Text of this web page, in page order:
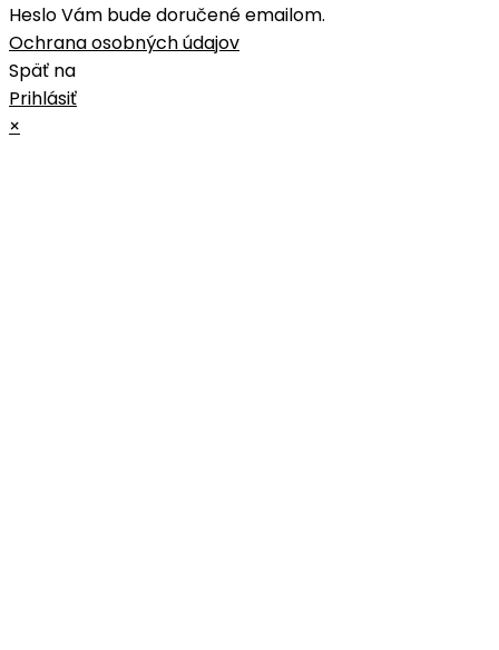
Heslo Vám bude doručené emailom.
Ochrana osobných údajov
Späť na
Prihlásiť
×